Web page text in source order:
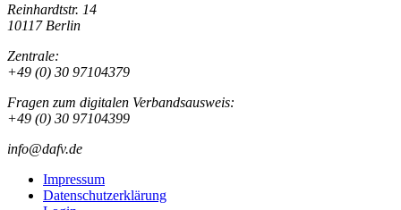
Reinhardtstr. 14
10117 Berlin
Zentrale:
+49 (0) 30 97104379
Fragen zum digitalen Verbandsausweis:
+49 (0) 30 97104399
info@dafv.de
Impressum
Datenschutzerklärung